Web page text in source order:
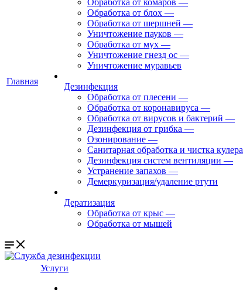
Главная
Обработка от комаров —
Обработка от блох —
Обработка от шершней —
Уничтожение пауков —
Обработка от мух —
Уничтожение гнезд ос —
Уничтожение муравьев
Дезинфекция
Обработка от плесени —
Обработка от коронавируса —
Обработка от вирусов и бактерий —
Дезинфекция от грибка —
Озонирование —
Санитарная обработка и чистка кулера
Дезинфекция систем вентиляции —
Устранение запахов —
Демеркуризация/удаление ртути
Дератизация
Обработка от крыс —
Обработка от мышей
Услуги